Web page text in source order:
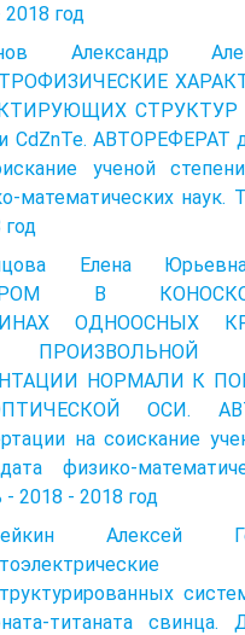
год
Александр
СТРУКТУР
CdZnTe. АВТОРЕФЕРАТ
ученой
математических наук.
год
Елена
В
ОДНООСНЫХ
ПРОИЗВОЛЬНОЙ
НОРМАЛИ К
ОСИ.
на соискание
физико-
- 2018 - 2018 год
Алексей
титаната свинца.